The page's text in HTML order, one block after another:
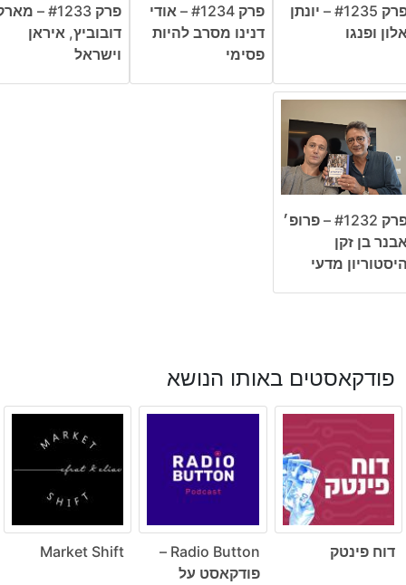
פרק #1235 – יונתן
ופנגו
פרק #1234 – אודי
דנינו מסרב להיות
פסימי
פרק #1233 –
דובוביץ, איראן
וישראל
פרק #1232 – פרופ׳
בן זקן
מדעי
פודקאסטים באותו הנושא
דוח פינטק
Radio Button –
פודקאסט על
Market Shift